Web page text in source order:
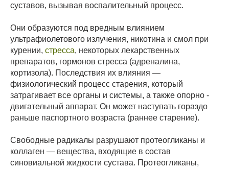
суставов, вызывая воспалительный процесс.
Они образуются под вредным влиянием
ультрафиолетового излучения, никотина и смол при
курении, стресса, некоторых лекарственных
препаратов, гормонов стресса (адреналина,
кортизола). Последствия их влияния —
физиологический процесс старения, который
затрагивает все органы и системы, а также опорно -
двигательный аппарат. Он может наступать гораздо
раньше паспортного возраста (раннее старение).
Свободные радикалы разрушают протеогликаны и
коллаген — вещества, входящие в состав
синовиальной жидкости сустава. Протеогликаны,